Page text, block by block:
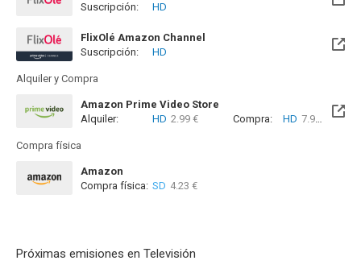
Suscripción:
HD
FlixOlé Amazon Channel
Suscripción:
HD
Alquiler y Compra
Amazon Prime Video Store
Alquiler:
HD 2.99 € Compra: HD 7.99 €
Compra física
Amazon
Compra física: SD 4.23 €
Próximas emisiones en Televisión